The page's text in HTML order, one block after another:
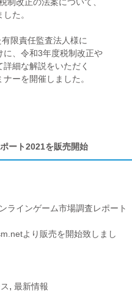
た。
限責任監査法人様に
に、令和3年度税制改正や
細な解説をいただく
ーを開催しました。
ート2021を販売開始
ラインゲーム市場調査レポート
より販売を開始致しまし
, 最新情報